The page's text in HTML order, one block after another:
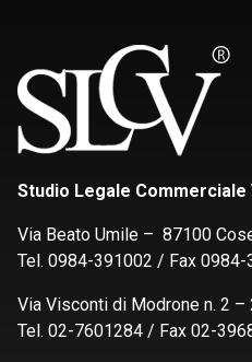
Studio Legale
Via Beato Umile – 87100
Tel. 0984-391002 / Fax 0984-
Via Visconti di Modrone n. 2
Tel. 02-7601284 / Fax 02-